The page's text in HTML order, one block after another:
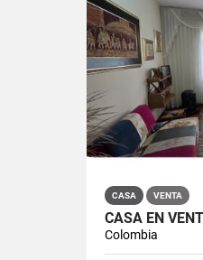
CASA VENTA
CASA EN
Colombia